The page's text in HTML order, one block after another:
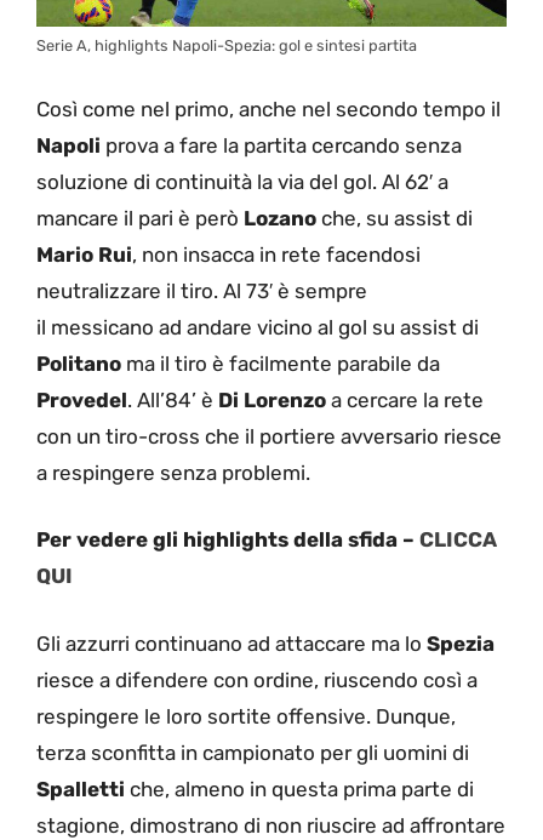
Serie A, highlights Napoli-Spezia: gol e sintesi partita
Così come nel primo, anche nel secondo tempo il
Napoli prova a fare la partita cercando senza
soluzione di continuità la via del gol. Al 62′ a
mancare il pari è però Lozano che, su assist di
Mario Rui, non insacca in rete facendosi
neutralizzare il tiro. Al 73′ è sempre
il messicano ad andare vicino al gol su assist di
Politano ma il tiro è facilmente parabile da
Provedel. All’84’ è Di Lorenzo a cercare la rete
con un tiro-cross che il portiere avversario riesce
a respingere senza problemi.
Per vedere gli highlights della sfida – CLICCA
QUI
Gli azzurri continuano ad attaccare ma lo Spezia
riesce a difendere con ordine, riuscendo così a
respingere le loro sortite offensive. Dunque,
terza sconfitta in campionato per gli uomini di
Spalletti che, almeno in questa prima parte di
stagione, dimostrano di non riuscire ad affrontare